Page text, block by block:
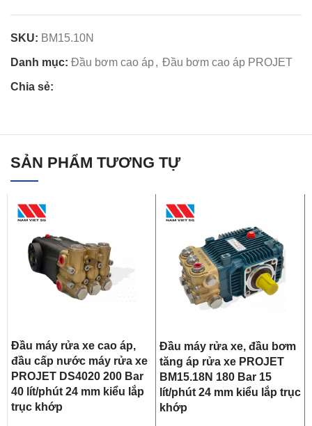
SKU: BM15.10N
Danh mục: Đầu bơm cao áp, Đầu bơm cao áp PROJET
Chia sẻ:
SẢN PHẨM TƯƠNG TỰ
Đầu máy rửa xe cao áp,
đầu cấp nước máy rửa xe
PROJET DS4020 200 Bar
40 lít/phút 24 mm kiểu lắp
trục khớp
Đầu máy rửa xe, đầu bơm
tăng áp rửa xe PROJET
BM15.18N 180 Bar 15
lít/phút 24 mm kiểu lắp trục
khớp